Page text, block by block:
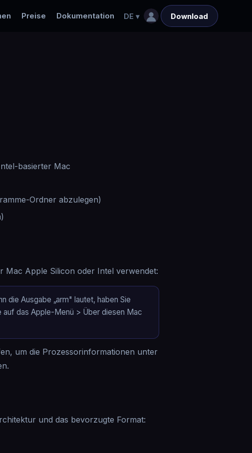
Preise Dokumentation DE ▾ Download
basierter Mac
Ordner abzulegen)
Mac Apple Silicon oder Intel verwendet:
die Ausgabe „arm" lautet, haben Sie
auf das Apple-Menü > Über diesen Mac
um die Prozessorinformationen unter
und das bevorzugte Format: